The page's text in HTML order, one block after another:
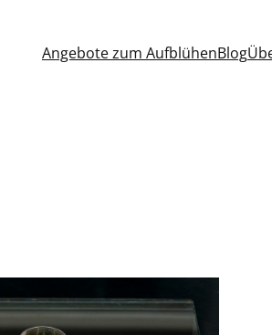
Angebote zum AufblühenBlog